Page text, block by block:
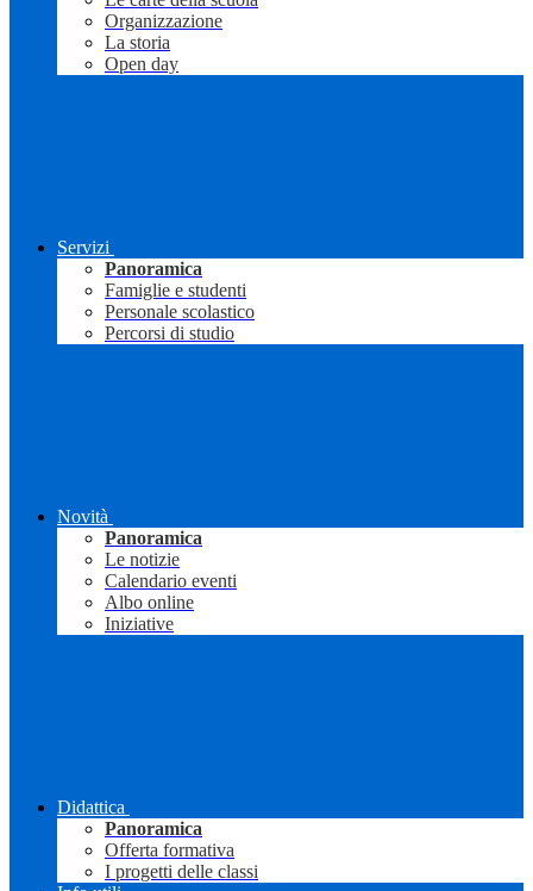
Organizzazione
La storia
Open day
Servizi
Panoramica
Famiglie e studenti
Personale scolastico
Percorsi di studio
Novità
Panoramica
Le notizie
Calendario eventi
Albo online
Iniziative
Didattica
Panoramica
Offerta formativa
I progetti delle classi